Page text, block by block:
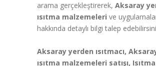
arama gerçekleştirerek, Aksaray
ısıtma malzemeleri ve
hakkında detaylı bilgi talep
Aksaray yerden ısıtmacı,
ısıtma malzemeleri satışı, Isıtma